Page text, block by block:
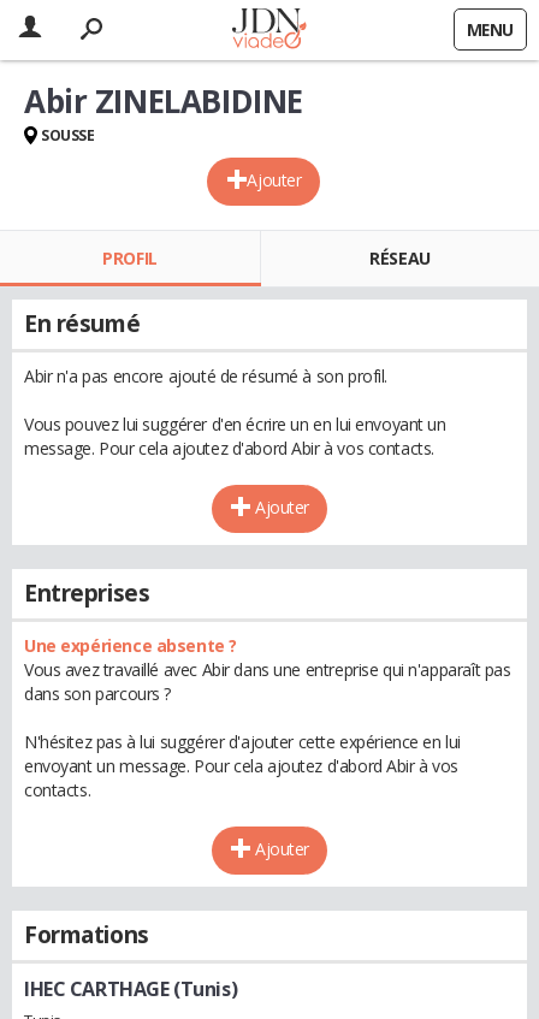
MENU
Ajouter
Abir ZINELABIDINE
SOUSSE
PROFIL RÉSEAU
En résumé
Abir n'a pas encore ajouté de résumé à son profil.
Vous pouvez lui suggérer d'en écrire un en lui envoyant un
message. Pour cela ajoutez d'abord Abir à vos contacts.
Ajouter
Entreprises
Une expérience absente ?
Vous avez travaillé avec Abir dans une entreprise qui n'apparaît pas
dans son parcours ?
N'hésitez pas à lui suggérer d'ajouter cette expérience en lui
envoyant un message. Pour cela ajoutez d'abord Abir à vos
contacts.
Ajouter
Formations
IHEC CARTHAGE (Tunis)